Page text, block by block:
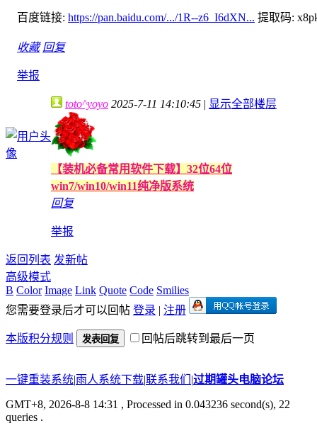
百度链接: https://pan.baidu.com/.../1R--z6_I6dXN... 提取码:
收藏 回复
举报
toto^yoyo 2025-7-11 14:10:45 | 显示全部楼层
【装机必备常用软件下载】32位64位
win7/win10/win11纯净版系统
回复
举报
返回列表 发新帖
高级模式
B Color Image Link Quote Code Smilies
您需要登录后才可以回帖 登录 | 注册
本版积分规则 发表回复 回帖后跳转到最后一页
一键重装系统|雨人系统下载|联系我们 |过期罐头电脑论坛
GMT+8, 2026-8-8 14:31 , Processed in 0.043236 second(s), 22
queries .